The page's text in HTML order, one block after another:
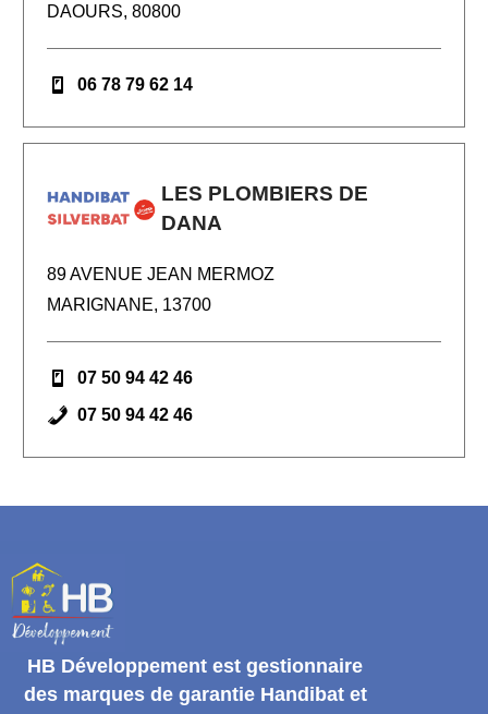
DAOURS, 80800
06 78 79 62 14
LES PLOMBIERS DE
DANA
89 AVENUE JEAN MERMOZ
MARIGNANE, 13700
07 50 94 42 46
07 50 94 42 46
HB Développement est gestionnaire
des marques de garantie Handibat et